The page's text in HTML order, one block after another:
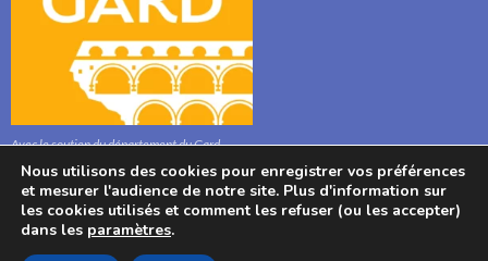
Avec le soutien du département du Gard
Nous utilisons des cookies pour enregistrer vos préférences
et mesurer l'audience de notre site. Plus d'information sur
les cookies utilisés et comment les refuser (ou les accepter)
dans les paramètres.